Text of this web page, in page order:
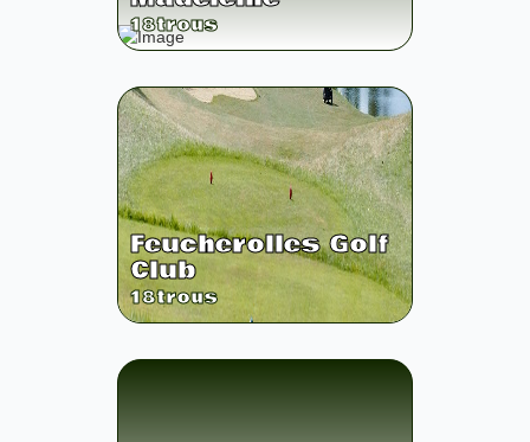
18trous
Feucherolles Golf
Club
18trous